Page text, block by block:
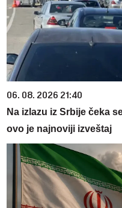
06. 08. 2026 21:40
Na izlazu iz Srbije čeka
ovo je najnoviji izveštaj